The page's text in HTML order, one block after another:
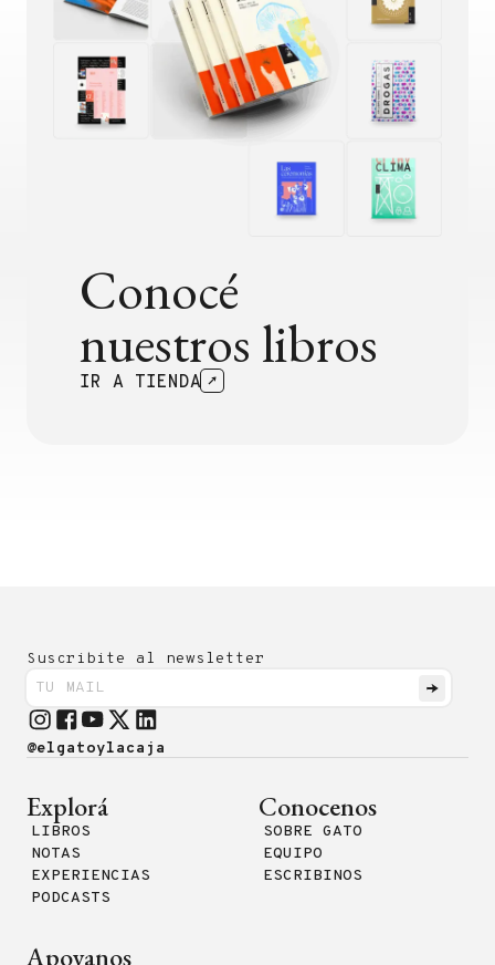
Conocé
nuestros libros
IR A TIENDA
Suscribite al newsletter
@elgatoylacaja
Explorá
LIBROS
NOTAS
EXPERIENCIAS
PODCASTS
Conocenos
SOBRE GATO
EQUIPO
ESCRIBINOS
Apoyanos